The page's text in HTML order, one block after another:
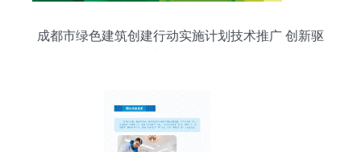
成都市绿色建筑创建行动实施计划技术推广 创新驱